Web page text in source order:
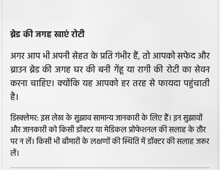
ब्रेड की जगह खाएं रोटी
अगर आप भी अपनी सेहत के प्रति गंभीर हैं, तो आपको सफेद और
ब्राउन ब्रेड की जगह घर की बनी गेंहू या रागी की रोटी का सेवन
करना चाहिए। क्योंकि यह आपको हर तरह से फायदा पहुंचाती
है।
डिस्क्लेमर: इस लेख के सुझाव सामान्य जानकारी के लिए हैं। इन सुझावों
और जानकारी को किसी डॉक्टर या मेडिकल प्रोफेशनल की सलाह के तौर
पर न लें। किसी भी बीमारी के लक्षणों की स्थिति में डॉक्टर की सलाह जरूर
लें।